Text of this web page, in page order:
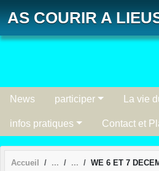
AS COURIR A
News participer La vie
infos pratiques Contact et
Accueil WE 6 ET 7